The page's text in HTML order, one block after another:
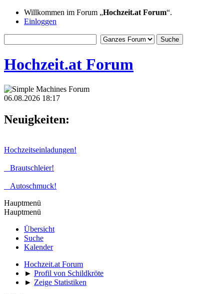
Willkommen im Forum „Hochzeit.at Forum“.
Einloggen
Hochzeit.at Forum
06.08.2026 18:17
Neuigkeiten:
Hochzeitseinladungen!
Brautschleier!
Autoschmuck!
Hauptmenü
Hauptmenü
Übersicht
Suche
Kalender
Hochzeit.at Forum
► Profil von Schildkröte
► Zeige Statistiken